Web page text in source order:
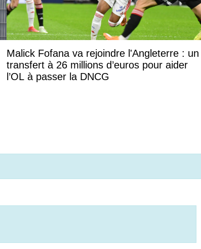
Malick Fofana va rejoindre l'Angleterre : un
transfert à 26 millions d’euros pour aider
l’OL à passer la DNCG